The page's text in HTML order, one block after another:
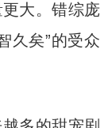
大。错综庞
久矣”的受众